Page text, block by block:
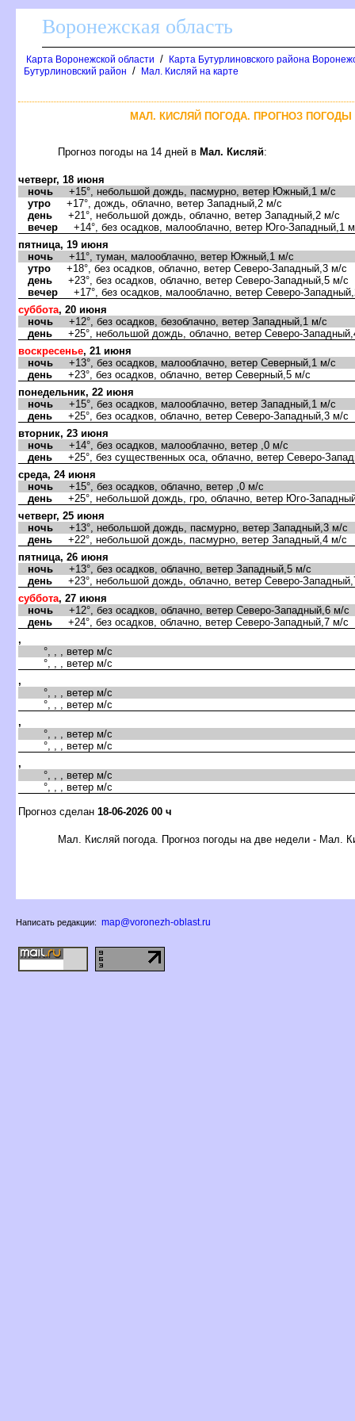
оронежская область
Карта Воронежской области /
Карта Бутурлиновского района
Бутурлиновский район / Мал. Кисляй на карте
МАЛ. КИСЛЯЙ ПОГОДА. ПРОГНОЗ
Прогноз погоды на 14 дней Мал. Кисляй:
четверг, 18 июня
ночь +15°, небольшой дождь, пасмурно, ветер Южный,1 м/с
утро +17°, дождь, облачно, ветер Западный,2 м/с
день +21°, небольшой дождь, облачно, ветер Западный,2 м/с
ечер +14°, без осадков, малооблачно, ветер Юго-Западный,1
пятница, 19 июня
ночь +11°, туман, малооблачно, ветер Южный,1 м/с
утро +18°, без осадков, облачно, ветер Северо-Западный,3 м/с
день +23°, без осадков, облачно, ветер Северо-Западный,5 м/с
ечер +17°, без осадков, малооблачно, ветер Северо-
суббота, 20 июня
ночь +12°, без осадков, безоблачно, ветер Западный,1 м/с
день +25°, небольшой дождь, облачно, ветер Северо-
оскресенье, 21 июня
ночь +13°, без осадков, малооблачно, ветер Северный,1 м/с
день +23°, без осадков, облачно, ветер Северный,5 м/с
понедельник, 22 июня
ночь +15°, без осадков, малооблачно, ветер Западный,1 м/с
день +25°, без осадков, облачно, ветер Северо-Западный,3 м/с
торник, 23 июня
ночь +14°, без осадков, малооблачно, ветер ,0 м/с
день +25°, без существенных оса, облачно, ветер Северо-
среда, 24 июня
ночь +15°, без осадков, облачно, ветер ,0 м/с
день +25°, небольшой дождь, гро, облачно, ветер Юго-
четверг, 25 июня
ночь +13°, небольшой дождь, пасмурно, ветер Западный,3 м/с
день +22°, небольшой дождь, пасмурно, ветер Западный,4 м/с
пятница, 26 июня
ночь +13°, без осадков, облачно, ветер Западный,5 м/с
день +23°, небольшой дождь, облачно, ветер Северо-
суббота, 27 июня
ночь +12°, без осадков, облачно, ветер Северо-Западный,6 м/с
день +24°, без осадков, облачно, ветер Северо-Западный,7 м/с
,
°, , , ветер м/с
°, , , ветер м/с
,
°, , , ветер м/с
°, , , ветер м/с
,
°, , , ветер м/с
°, , , ветер м/с
,
°, , , ветер м/с
°, , , ветер м/с
Прогноз сделан 18-06-2026 00 ч
Мал. Кисляй погода. Прогноз погоды на две недели - Мал.
Написать редакции: map@voronezh-oblast.ru